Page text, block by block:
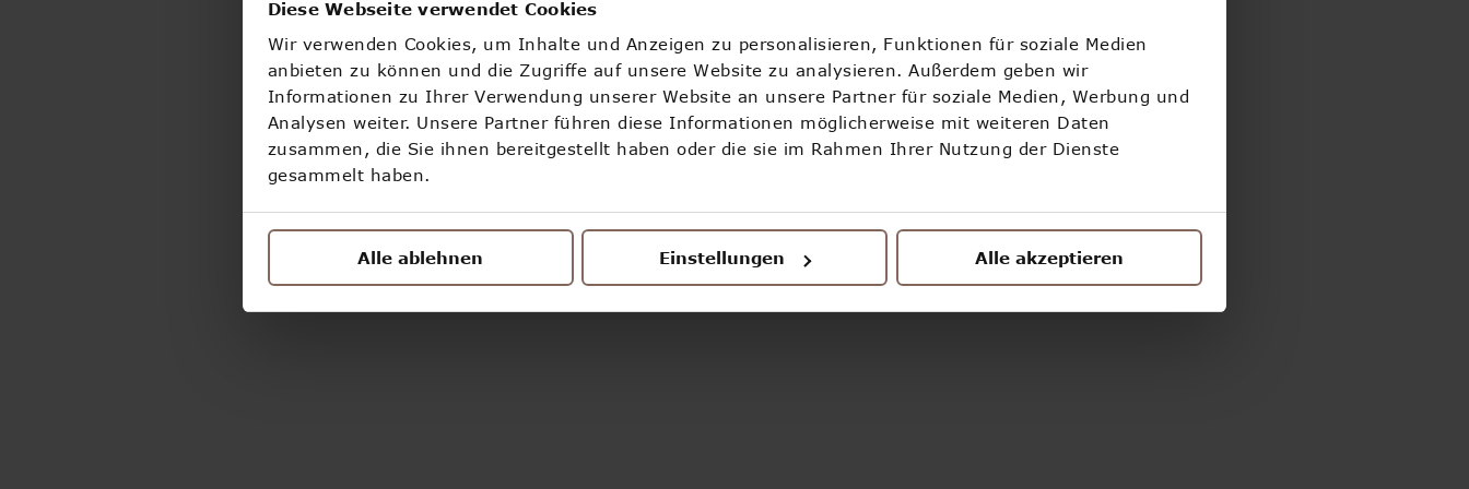
Diese Webseite verwendet Cookies
Wir verwenden Cookies, um Inhalte und Anzeigen zu personalisieren, Funktionen für soziale Medien
anbieten zu können und die Zugriffe auf unsere Website zu analysieren. Außerdem geben wir
Informationen zu Ihrer Verwendung unserer Website an unsere Partner für soziale Medien, Werbung und
Analysen weiter. Unsere Partner führen diese Informationen möglicherweise mit weiteren Daten
zusammen, die Sie ihnen bereitgestellt haben oder die sie im Rahmen Ihrer Nutzung der Dienste
gesammelt haben.
Alle ablehnen Einstellungen Alle akzeptieren
ETWAS IST SCHIEF GELAUFEN!
ZURÜCK ZUR STARTSEITE